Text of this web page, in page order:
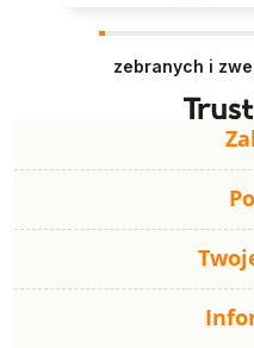
zawsze z
zebranych i